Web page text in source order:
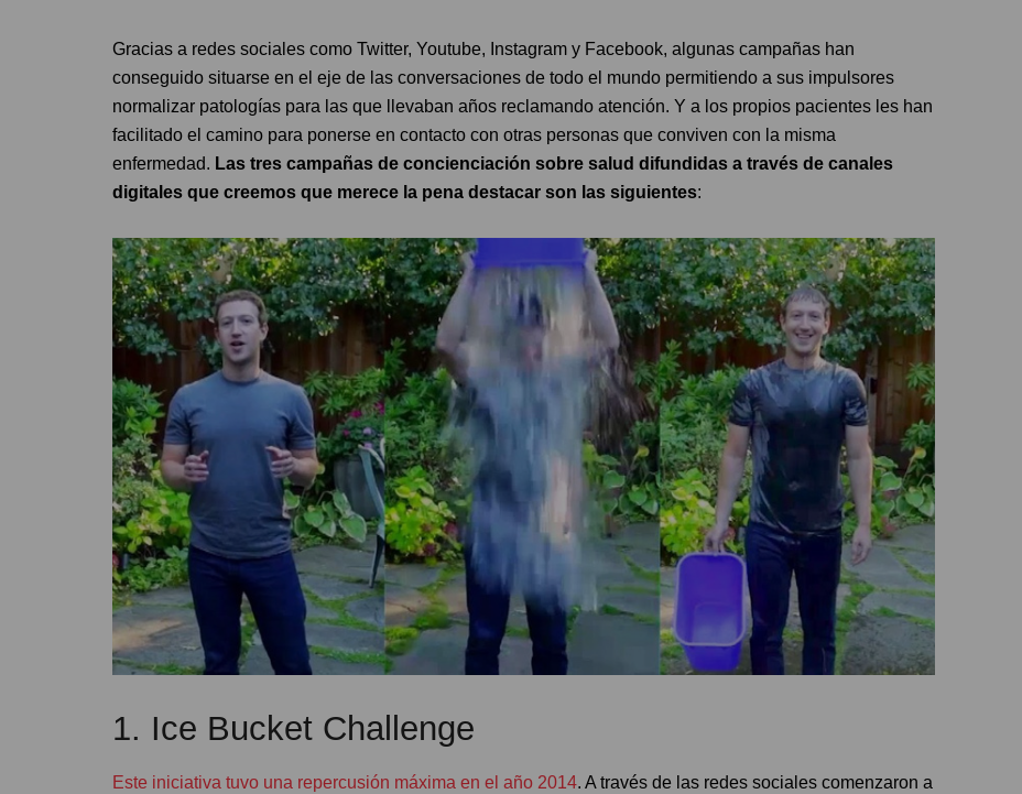
Gracias a redes sociales como Twitter, Youtube, Instagram y Facebook, algunas campañas han
conseguido situarse en el eje de las conversaciones de todo el mundo permitiendo a sus impulsores
normalizar patologías para las que llevaban años reclamando atención. Y a los propios pacientes les han
facilitado el camino para ponerse en contacto con otras personas que conviven con la misma
enfermedad. Las tres campañas de concienciación sobre salud difundidas a través de canales
digitales que creemos que merece la pena destacar son las siguientes:
1. Ice Bucket Challenge
Este iniciativa tuvo una repercusión máxima en el año 2014. A través de las redes sociales comenzaron a